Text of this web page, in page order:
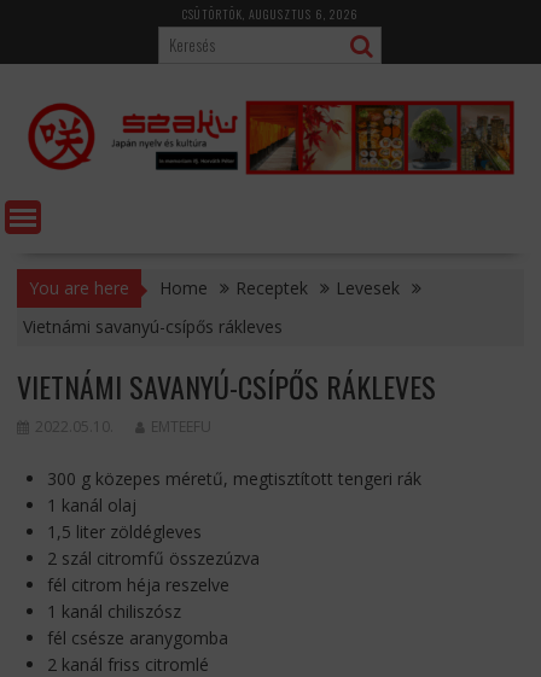
content
CSÜTÖRTÖK, AUGUSZTUS 6, 2026
You are here Home Receptek
Levesek
Vietnámi savanyú-csípős rákleves
VIETNÁMI SAVANYÚ-CSÍPŐS RÁKLEVES
2022.05.10. EMTEEFU
300 g közepes méretű, megtisztított tengeri rák
1 kanál olaj
1,5 liter zöldégleves
2 szál citromfű összezúzva
fél citrom héja reszelve
1 kanál chiliszósz
fél csésze aranygomba
2 kanál friss citromlé